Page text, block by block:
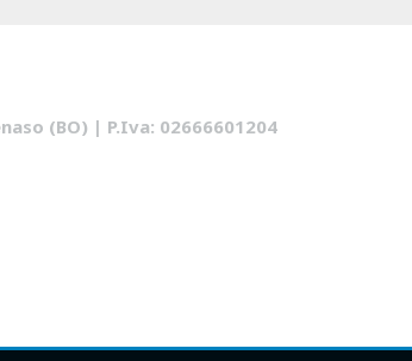
(BO) | P.Iva: 02666601204